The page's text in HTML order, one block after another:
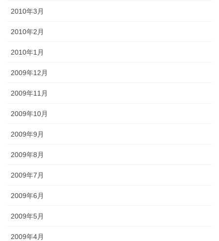
2010年3月
2010年2月
2010年1月
2009年12月
2009年11月
2009年10月
2009年9月
2009年8月
2009年7月
2009年6月
2009年5月
2009年4月